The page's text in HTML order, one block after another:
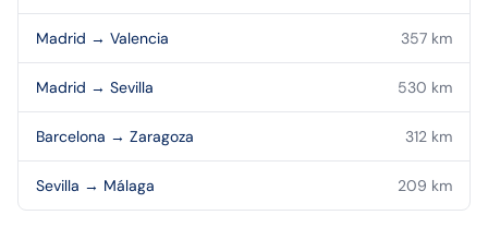
Madrid → Valencia 357 km
Madrid → Sevilla 530 km
Barcelona → Zaragoza 312 km
Sevilla → Málaga 209 km